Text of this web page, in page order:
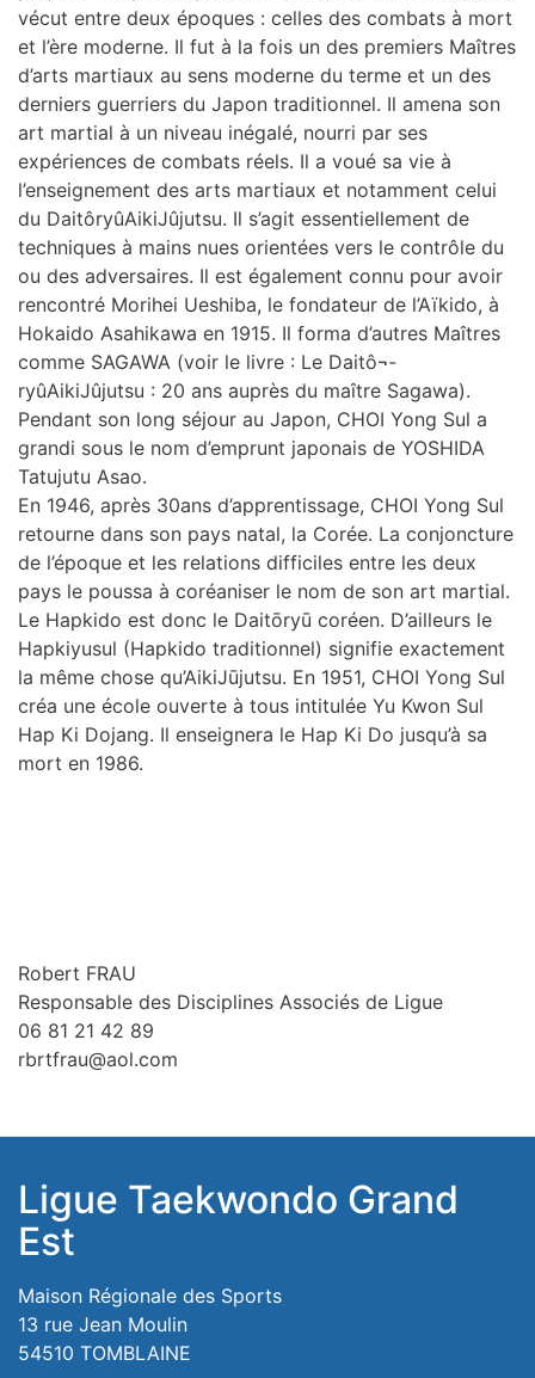
vécut entre deux époques : celles des combats à mort
et l’ère moderne. Il fut à la fois un des premiers Maîtres
d’arts martiaux au sens moderne du terme et un des
derniers guerriers du Japon traditionnel. Il amena son
art martial à un niveau inégalé, nourri par ses
expériences de combats réels. Il a voué sa vie à
l’enseignement des arts martiaux et notamment celui
du Daitô­ryûAikiJûjutsu. Il s’agit essentiellement de
techniques à mains nues orientées vers le contrôle du
ou des adversaires. Il est également connu pour avoir
rencontré Morihei Ueshiba, le fondateur de l’Aïkido, à
Hokaido Asahikawa en 1915. Il forma d’autres Maîtres
comme SAGAWA (voir le livre : Le Daitô¬-
ryûAikiJûjutsu : 20 ans auprès du maître Sagawa).
Pendant son long séjour au Japon, CHOI Yong Sul a
grandi sous le nom d’emprunt japonais de YOSHIDA
Tatujutu Asao.
En 1946, après 30ans d’apprentissage, CHOI Yong Sul
retourne dans son pays natal, la Corée. La conjoncture
de l’époque et les relations difficiles entre les deux
pays le poussa à coréaniser le nom de son art martial.
Le Hapkido est donc le Daitōryū coréen. D’ailleurs le
Hapkiyusul (Hapkido traditionnel) signifie exactement
la même chose qu’AikiJūjutsu. En 1951, CHOI Yong Sul
créa une école ouverte à tous intitulée Yu Kwon Sul
Hap Ki Dojang. Il enseignera le Hap Ki Do jusqu’à sa
mort en 1986.
Robert FRAU
Responsable des Disciplines Associés de Ligue
06 81 21 42 89
rbrtfrau@aol.com
Ligue Taekwondo Grand
Est
Maison Régionale des Sports
13 rue Jean Moulin
54510 TOMBLAINE